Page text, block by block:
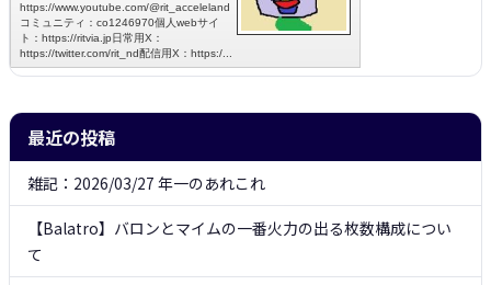
最近の投稿
雑記：2026/03/27 年一のあれこれ
【Balatro】バロンとマイムの一番火力の出る枚数構成につい
て